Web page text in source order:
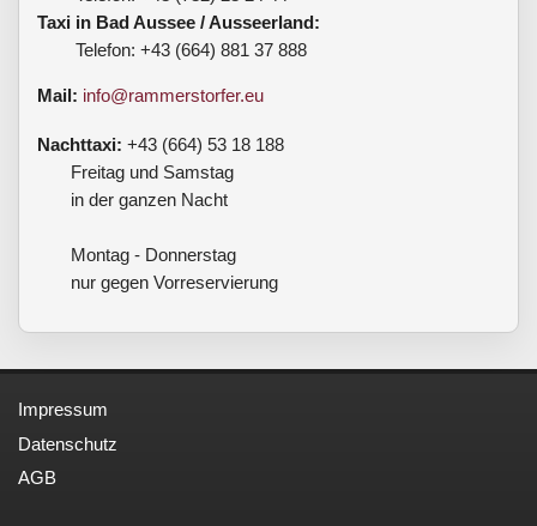
Taxi in Bad Aussee / Ausseerland:
Telefon: +43 (664) 881 37 888
Mail: info@rammerstorfer.eu
Nachttaxi: +43 (664) 53 18 188
Freitag und Samstag
in der ganzen Nacht
Montag - Donnerstag
nur gegen Vorreservierung
Impressum
Datenschutz
AGB